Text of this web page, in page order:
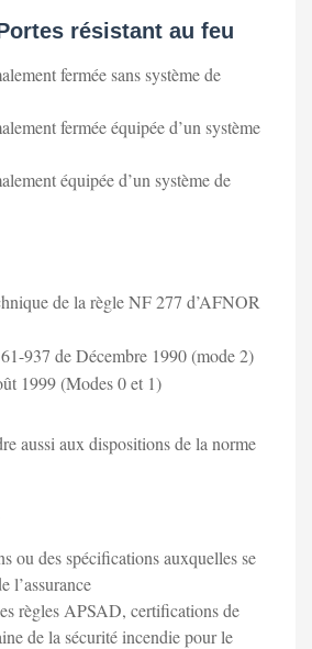
résistant au feu
fermée sans système de
fermée équipée d’un système
équipée d’un système de
de la règle NF 277 d’AFNOR
937 de Décembre 1990 (mode 2)
1999 (Modes 0 et 1)
aussi aux dispositions de la norme
ou des spécifications auxquelles se
l’assurance
règles APSAD, certifications de
de la sécurité incendie pour le